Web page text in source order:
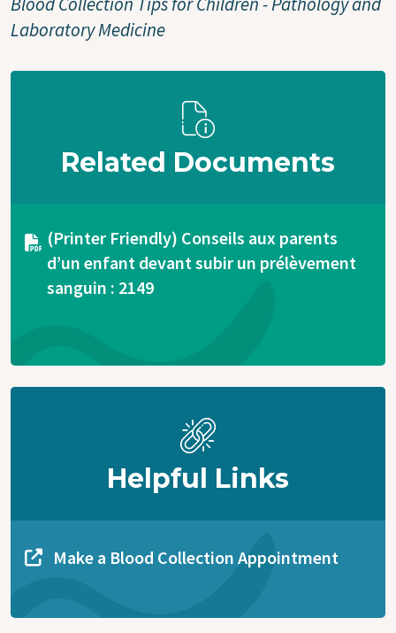
Laboratory Medicine
Related Documents
Document
(Printer Friendly) Conseils aux parents
d’un enfant devant subir un prélèvement
sanguin : 2149
Helpful Links
Make a Blood Collection Appointment